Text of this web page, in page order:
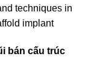
bán cấu trúc